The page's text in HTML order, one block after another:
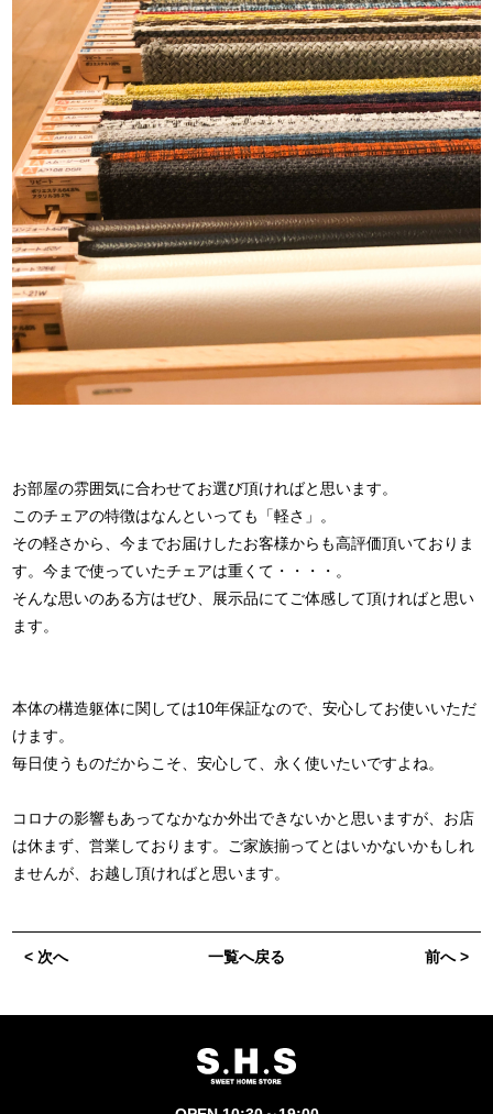
お部屋の雰囲気に合わせてお選び頂ければと思います。
このチェアの特徴はなんといっても「軽さ」。
その軽さから、今までお届けしたお客様からも高評価頂いておりま
す。今まで使っていたチェアは重くて・・・・。
そんな思いのある方はぜひ、展示品にてご体感して頂ければと思い
ます。
本体の構造躯体に関しては10年保証なので、安心してお使いいただ
けます。
毎日使うものだからこそ、安心して、永く使いたいですよね。
コロナの影響もあってなかなか外出できないかと思いますが、お店
は休まず、営業しております。ご家族揃ってとはいかないかもしれ
ませんが、お越し頂ければと思います。
< 次へ 前へ >
一覧へ戻る